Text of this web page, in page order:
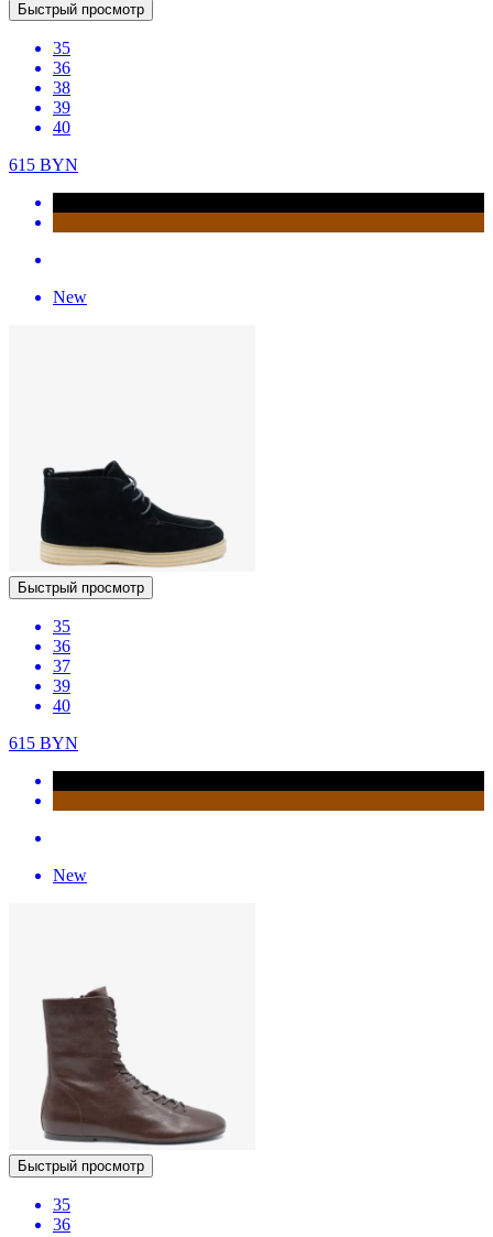
Быстрый просмотр
35
36
38
39
40
615 BYN
New
Быстрый просмотр
35
36
37
39
40
615 BYN
New
Быстрый просмотр
35
36